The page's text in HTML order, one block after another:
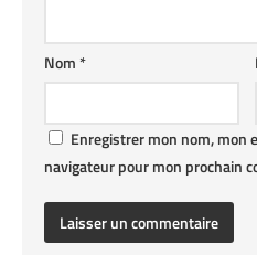
Nom*
Enregistrer mon nom, mon
navigateur pour mon prochain